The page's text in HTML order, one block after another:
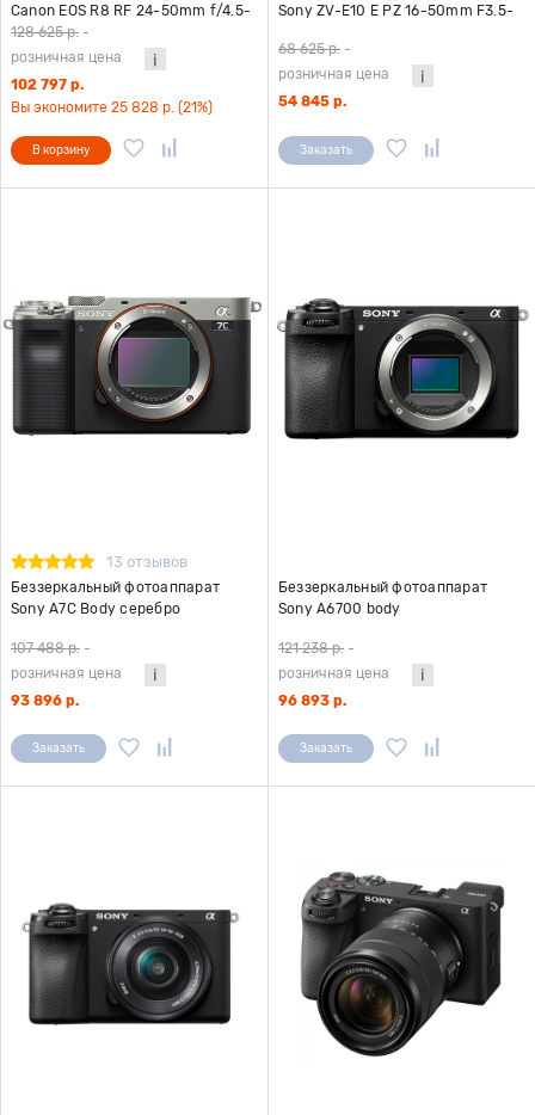
Canon EOS R8 RF 24-50mm f/4.5-
6.3 IS STM KIT
128 625 р. -
розничная цена
102 797 р.
Вы экономите 25 828 р. (21%)
В корзину
Sony ZV-E10 E PZ 16-50mm F3.5-
68 625 р. -
розничная цена
54 845 р.
Заказать
13 отзывов
Беззеркальный фотоаппарат
Sony A7С Body серебро
107 488 р. -
розничная цена
93 896 р.
Заказать
Беззеркальный фотоаппарат
Sony A6700 body
121 238 р. -
розничная цена
96 893 р.
Заказать